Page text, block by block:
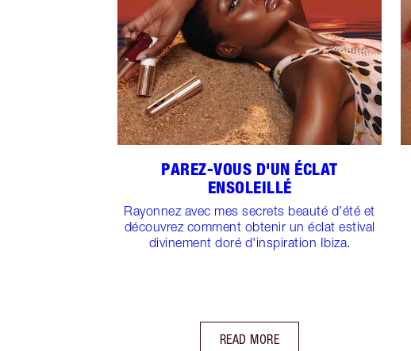
PAREZ-VOUS D'UN ÉCLAT
ENSOLEILLÉ
Rayonnez avec mes secrets beauté d’été et
découvrez comment obtenir un éclat estival
divinement doré d'inspiration Ibiza.
READ MORE